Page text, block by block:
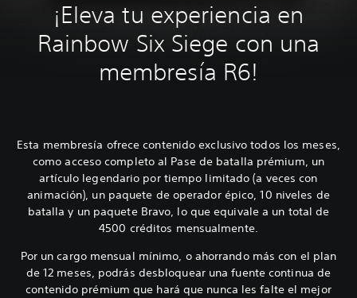
¡Eleva tu experiencia en
Rainbow Six Siege con una
membresía R6!
Esta membresía ofrece contenido exclusivo todos los meses,
como acceso completo al Pase de batalla prémium, un
artículo legendario por tiempo limitado (a veces con
animación), un paquete de operador épico, 10 niveles de
batalla y un paquete Bravo, lo que equivale a un total de
4500 créditos mensualmente.
Por un cargo mensual mínimo, o ahorrando más con el plan
de 12 meses, podrás desbloquear una fuente continua de
contenido prémium que hará que nunca les falte el mejor